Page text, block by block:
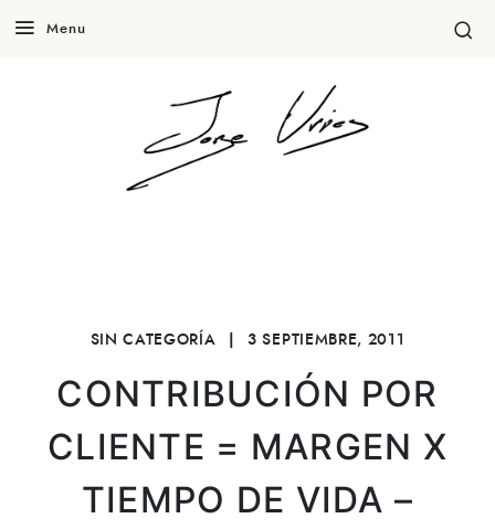
Menu
SIN CATEGORÍA | 3 SEPTIEMBRE, 2011
CONTRIBUCIÓN POR
CLIENTE = MARGEN X
TIEMPO DE VIDA –